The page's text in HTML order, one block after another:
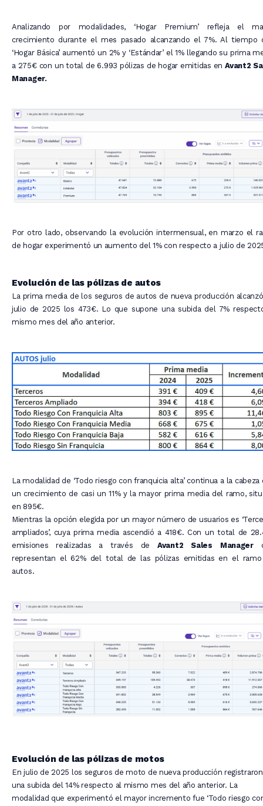
Analizando por modalidades, ‘Hogar Premium’ refleja el
crecimiento durante el mes pasado alcanzando el 7%. Al tiempo
‘Hogar Básica’ aumentó un 2% y ‘Estándar’ el 1% llegando su prima
a 275€ con un total de 6.993 pólizas de hogar emitidas enAvant2
Manager.
Por otro lado, observando la evolución intermensual, en marzo el
de hogar experimentó un aumento del 1% con respecto a julio de
Evolución de las pólizas de autos
La prima media de los seguros de autos de nueva producción
julio de 2025 los 473€. Lo que supone una subida del 7%
mismo mes del año anterior.
La modalidad de ‘Todo riesgo con franquicia alta’ continua a la cabeza
un crecimiento de casi un 11% y la mayor prima media del ramo,
en 895€.
Mientras la opción elegida por un mayor número de usuarios es
ampliados’, cuya prima media ascendió a 418€. Con un total de
emisiones realizadas a través deAvant2 Sales Manager
representan el 62% del total de las pólizas emitidas en el
autos.
Evolución de las pólizas de motos
En julio de 2025 los seguros de moto de nueva producción registraron
una subida del 14% respecto al mismo mes del año anterior. La
modalidad que experimentó el mayor incremento fue ‘Todo riesgo